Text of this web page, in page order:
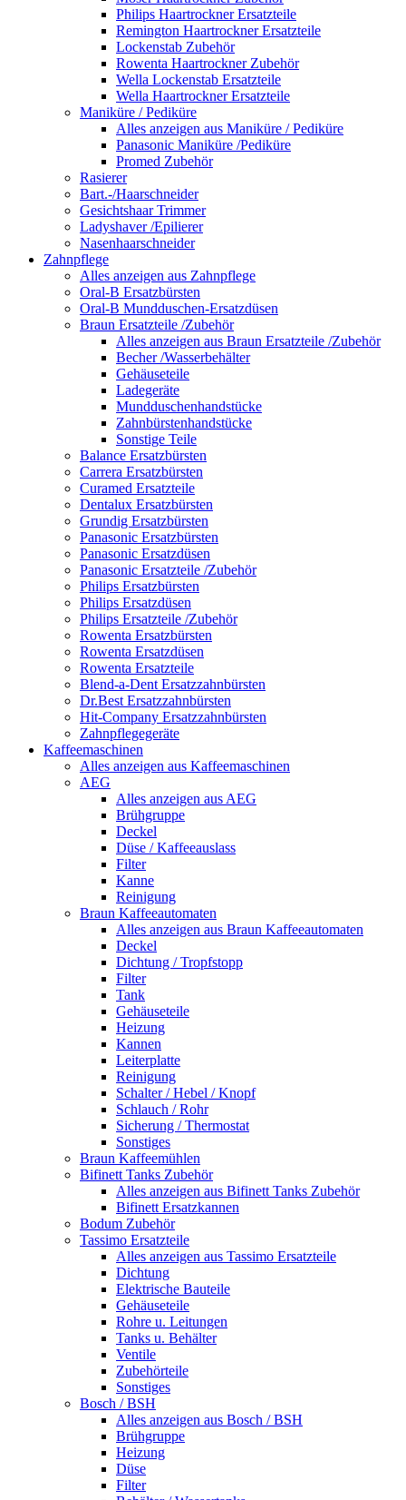
Philips Haartrockner Ersatzteile
Remington Haartrockner Ersatzteile
Lockenstab Zubehör
Rowenta Haartrockner Zubehör
Wella Lockenstab Ersatzteile
Wella Haartrockner Ersatzteile
Maniküre / Pediküre
Alles anzeigen aus Maniküre / Pediküre
Panasonic Maniküre /Pediküre
Promed Zubehör
Rasierer
Bart.-/Haarschneider
Gesichtshaar Trimmer
Ladyshaver /Epilierer
Nasenhaarschneider
Zahnpflege
Alles anzeigen aus Zahnpflege
Oral-B Ersatzbürsten
Oral-B Mundduschen-Ersatzdüsen
Braun Ersatzteile /Zubehör
Alles anzeigen aus Braun Ersatzteile /Zubehör
Becher /Wasserbehälter
Gehäuseteile
Ladegeräte
Mundduschenhandstücke
Zahnbürstenhandstücke
Sonstige Teile
Balance Ersatzbürsten
Carrera Ersatzbürsten
Curamed Ersatzteile
Dentalux Ersatzbürsten
Grundig Ersatzbürsten
Panasonic Ersatzbürsten
Panasonic Ersatzdüsen
Panasonic Ersatzteile /Zubehör
Philips Ersatzbürsten
Philips Ersatzdüsen
Philips Ersatzteile /Zubehör
Rowenta Ersatzbürsten
Rowenta Ersatzdüsen
Rowenta Ersatzteile
Blend-a-Dent Ersatzzahnbürsten
Dr.Best Ersatzzahnbürsten
Hit-Company Ersatzzahnbürsten
Zahnpflegegeräte
Kaffeemaschinen
Alles anzeigen aus Kaffeemaschinen
AEG
Alles anzeigen aus AEG
Brühgruppe
Deckel
Düse / Kaffeeauslass
Filter
Kanne
Reinigung
Braun Kaffeeautomaten
Alles anzeigen aus Braun Kaffeeautomaten
Deckel
Dichtung / Tropfstopp
Filter
Tank
Gehäuseteile
Heizung
Kannen
Leiterplatte
Reinigung
Schalter / Hebel / Knopf
Schlauch / Rohr
Sicherung / Thermostat
Sonstiges
Braun Kaffeemühlen
Bifinett Tanks Zubehör
Alles anzeigen aus Bifinett Tanks Zubehör
Bifinett Ersatzkannen
Bodum Zubehör
Tassimo Ersatzteile
Alles anzeigen aus Tassimo Ersatzteile
Dichtung
Elektrische Bauteile
Gehäuseteile
Rohre u. Leitungen
Tanks u. Behälter
Ventile
Zubehörteile
Sonstiges
Bosch / BSH
Alles anzeigen aus Bosch / BSH
Brühgruppe
Heizung
Düse
Filter